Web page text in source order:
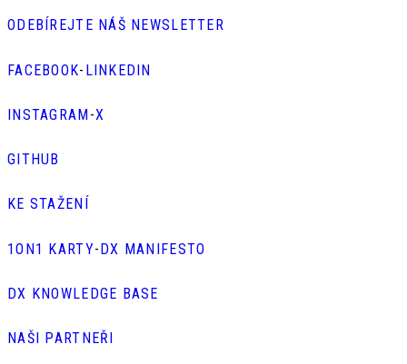
ODEBÍREJTE NÁŠ NEWSLETTER
FACEBOOK- LINKEDIN
INSTAGRAM -X
GITHUB
KE STAŽENÍ
1ON1 KARTY- DX MANIFESTO
DX KNOWLEDGE BASE
NAŠI PARTNEŘI